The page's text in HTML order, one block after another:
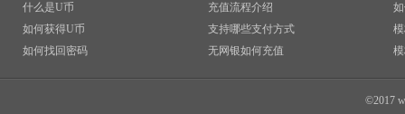
什么是U币
如何获得U币
如何找回密码
充值流程介绍
支持哪些支付方式
无网银如何充值
©2017